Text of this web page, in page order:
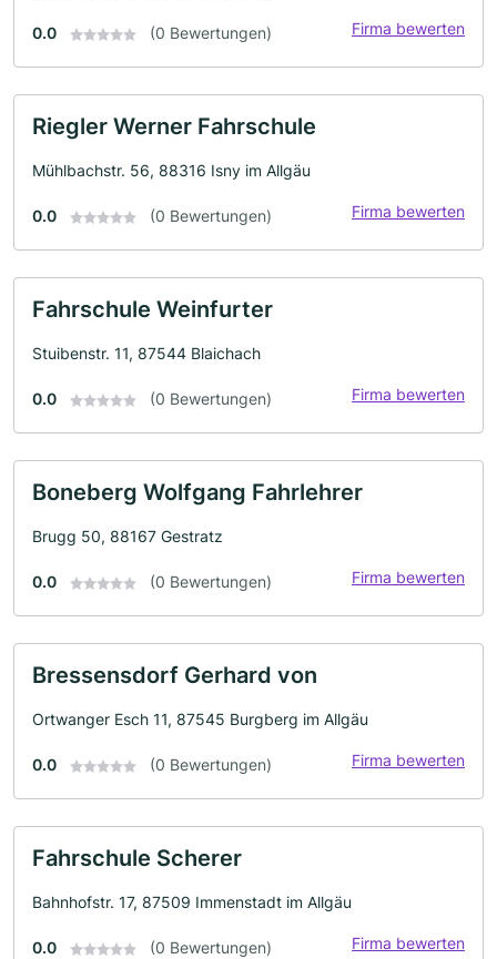
0.0 (0 Bewertungen) Firma bewerten
Riegler Werner Fahrschule
Mühlbachstr. 56, 88316 Isny im Allgäu
0.0 (0 Bewertungen) Firma bewerten
Fahrschule Weinfurter
Stuibenstr. 11, 87544 Blaichach
0.0 (0 Bewertungen) Firma bewerten
Boneberg Wolfgang Fahrlehrer
Brugg 50, 88167 Gestratz
0.0 (0 Bewertungen) Firma bewerten
Bressensdorf Gerhard von
Ortwanger Esch 11, 87545 Burgberg im Allgäu
0.0 (0 Bewertungen) Firma bewerten
Fahrschule Scherer
Bahnhofstr. 17, 87509 Immenstadt im Allgäu
0.0 (0 Bewertungen) Firma bewerten